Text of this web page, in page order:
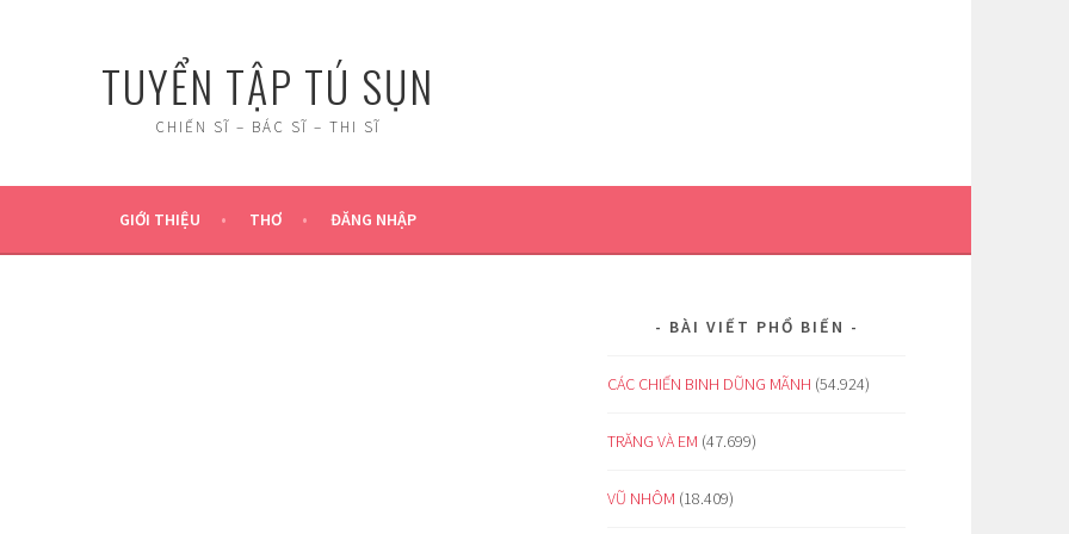
TUYỂN TẬP TÚ SỤN
CHIẾN SĨ – BÁC SĨ – THI SĨ
GIỚI THIỆU THƠ ĐĂNG NHẬP
BÀI VIẾT PHỔ BIẾN
CÁC CHIẾN BINH DŨNG MÃNH (54.924)
TRĂNG VÀ EM (47.699)
VŨ NHÔM (18.409)